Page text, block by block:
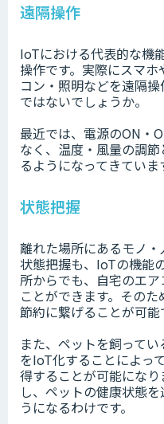
遠隔操作
IoTにおける代表的な機
操作です。実際にスマ
コン・照明などを遠隔
ではないでしょうか。
最近では、電源のON・
なく、温度・風量の調
るようになってきていま
状態把握
離れた場所にあるモノ
状態把握も、IoTの機能
所からでも、自宅のエ
ことができます。その
節約に繋げることが可能
また、ペットを飼って
をIoT化することによっ
得することが可能にな
し、ペットの健康状態
うになるわけです。